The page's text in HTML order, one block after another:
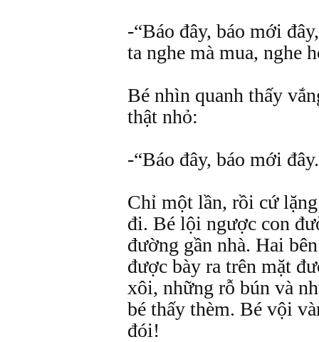
-“Báo đây, báo mới
ta nghe mà mua, nghe
Bé nhìn quanh thấy
thật nhỏ:
-“Báo đây, báo mới
Chỉ một lần, rồi cứ
đi. Bé lội ngược con
đường gần nhà. Hai
được bày ra trên mặt
xôi, những rỗ bún và
bé thấy thèm. Bé vội
đói!